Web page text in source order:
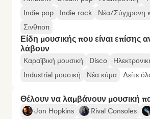
Indie pop
Indie rock Νέα/Σύγχρονη
Σινθποπ
Είδη μουσικής που είναι επίσης
λάβουν
Καραϊβική μουσική Disco
Industrial μουσική
Νέα κύμα Δείτε
Θέλουν να λαμβάνουν μουσική
Jon Hopkins Rival Consoles